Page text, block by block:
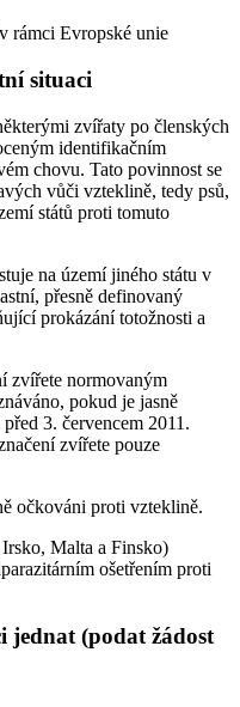
rámci Evropské unie
situaci
zvířaty po členských
identifikačním
chovu. Tato povinnost se
vůči vzteklině, tedy psů,
států proti tomuto
na území jiného státu v
přesně definovaný
prokázání totožnosti a
zvířete normovaným
pokud je jasně
3. červencem 2011.
zvířete pouze
očkováni proti vzteklině.
Malta a Finsko)
ošetřením proti
jednat (podat žádost